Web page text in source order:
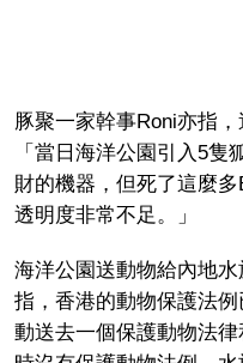
豚聚一家幹事Roni亦指
「當日海洋公園引入5隻
財的機器，但死了這麼
透明度非常不足。」
海洋公園送動物給內地
指，香港的動物保護法
動送去一個保護動物法